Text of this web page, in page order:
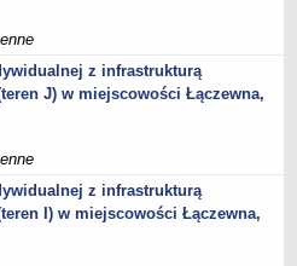
z infrastrukturą
J) w miejscowości Łączewna,
z infrastrukturą
I) w miejscowości Łączewna,